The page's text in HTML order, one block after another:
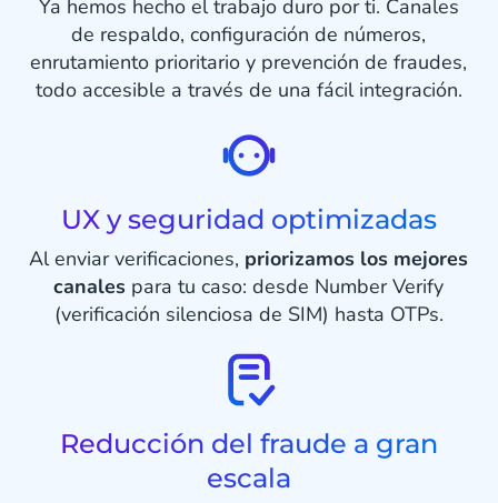
Ya hemos hecho el trabajo duro por ti. Canales
de respaldo, configuración de números,
enrutamiento prioritario y prevención de fraudes,
todo accesible a través de una fácil integración.
UX y seguridad optimizadas
Al enviar verificaciones, priorizamos los mejores
canales para tu caso: desde Number Verify
(verificación silenciosa de SIM) hasta OTPs.
Reducción del fraude a gran
escala